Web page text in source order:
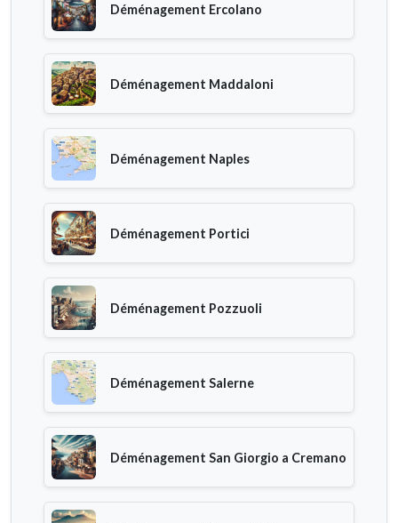
Déménagement Ercolano
Déménagement Maddaloni
Déménagement Naples
Déménagement Portici
Déménagement Pozzuoli
Déménagement Salerne
Déménagement San Giorgio a Cremano